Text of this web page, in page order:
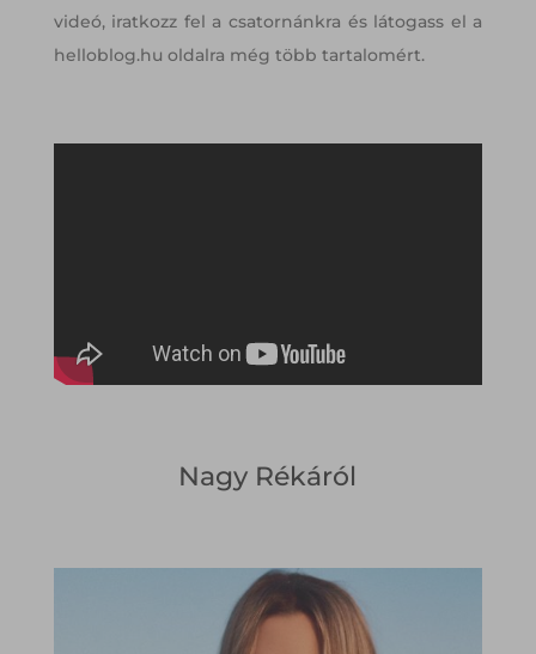
videó, iratkozz fel a csatornánkra és látogass el a
helloblog.hu oldalra még több tartalomért.
Nagy Rékáról